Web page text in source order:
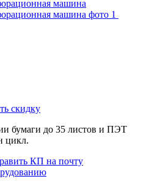
скидку
бумаги до 35 листов и ПЭТ
цикл.
КП на почту